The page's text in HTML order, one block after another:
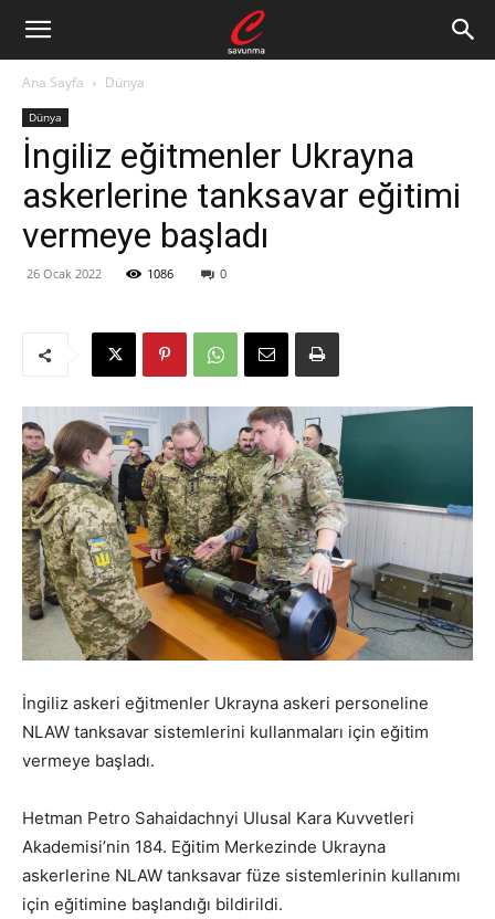
Ana Sayfa Dünya
Dünya
İngiliz eğitmenler Ukrayna
askerlerine tanksavar eğitimi
vermeye başladı
26 Ocak 2022 1086 0
İngiliz askeri eğitmenler Ukrayna askeri personeline
NLAW tanksavar sistemlerini kullanmaları için eğitim
vermeye başladı.
Hetman Petro Sahaidachnyi Ulusal Kara Kuvvetleri
Akademisi’nin 184. Eğitim Merkezinde Ukrayna
askerlerine NLAW tanksavar füze sistemlerinin kullanımı
için eğitimine başlandığı bildirildi.